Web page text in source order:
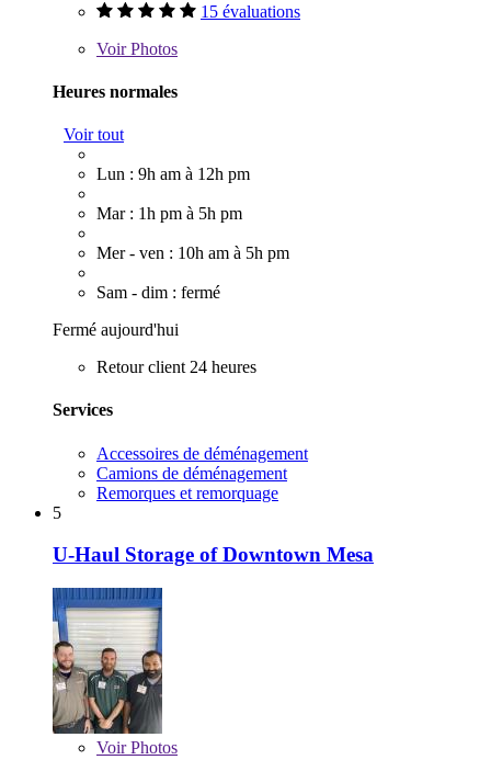
15 évaluations
VoirPhotos
Heures normales
Voir tout
Lun : 9h am à 12h pm
Mar : 1h pm à 5h pm
Mer - ven : 10h am à 5h pm
Sam - dim : fermé
Fermé aujourd'hui
Retour client 24 heures
Services
Accessoires de déménagement
Camions de déménagement
Remorques et remorquage
5
U-Haul Storage of Downtown Mesa
VoirPhotos